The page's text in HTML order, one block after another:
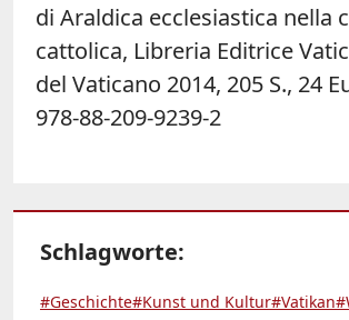
di Araldica ecclesiastica nella
cattolica, Libreria Editrice
del Vaticano 2014, 205 S., 24
978-88-209-9239-2
Schlagworte:
#Geschichte#Kunst und Kultur#Vatikan